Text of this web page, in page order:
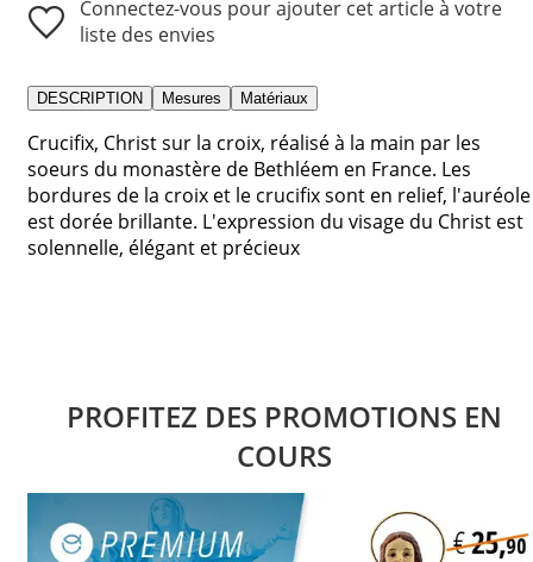
Connectez-vous pour ajouter cet article à votre
liste des envies
DESCRIPTION Mesures Matériaux
Crucifix, Christ sur la croix, réalisé à la main par les
soeurs du monastère de Bethléem en France. Les
bordures de la croix et le crucifix sont en relief, l'auréole
est dorée brillante. L'expression du visage du Christ est
solennelle, élégant et précieux
PROFITEZ DES PROMOTIONS EN
COURS